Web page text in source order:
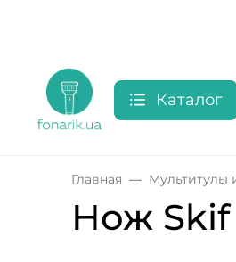
Каталог
Главная Мультитулы
Нож Skif